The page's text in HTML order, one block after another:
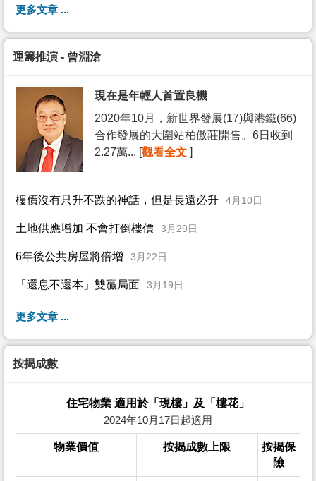
更多文章 ...
運籌推演 - 曾淵滄
現在是年輕人首置良機
2020年10月，新世界發展(17)與港鐵(66)
合作發展的大圍站柏傲莊開售。6日收到
2.27萬... [觀看全文 ]
樓價沒有只升不跌的神話，但是長遠必升 4月10日
土地供應增加 不會打倒樓價 3月29日
6年後公共房屋將倍增 3月22日
「還息不還本」雙贏局面 3月19日
更多文章 ...
按揭成數
住宅物業 適用於「現樓」及「樓花」
2024年10月17日起適用
物業價值 按揭成數上限
按揭保
險